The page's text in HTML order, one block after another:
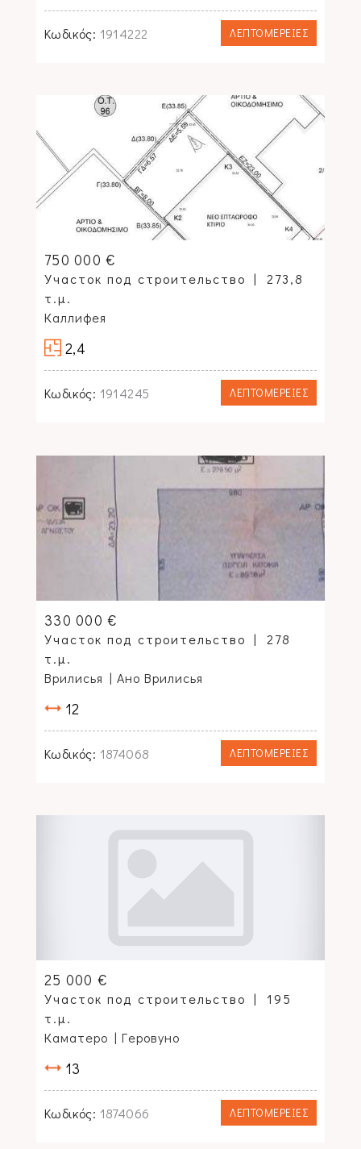
Κωδικός: 1914222 ΛΕΠΤΟΜΕΡΕΙΕΣ
750 000 €
Участок под строительство
273,8
τ.μ.
Каллифея
2,4
Κωδικός: 1914245 ΛΕΠΤΟΜΕΡΕΙΕΣ
330 000 €
Участок под строительство
278
τ.μ.
Врилисья | Ано Врилисья
12
Κωδικός: 1874068 ΛΕΠΤΟΜΕΡΕΙΕΣ
25 000 €
Участок под строительство
195
τ.μ.
Каматеро | Геровуно
13
Κωδικός: 1874066 ΛΕΠΤΟΜΕΡΕΙΕΣ